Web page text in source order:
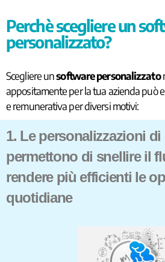
Perchè scegliere un
personalizzato?
Scegliere unsoftware personalizzato
appositamente per la tua azienda può
e remunerativa per diversi motivi:
1. Le personalizzazioni
permettono di snellire il
rendere più efficienti le
quotidiane